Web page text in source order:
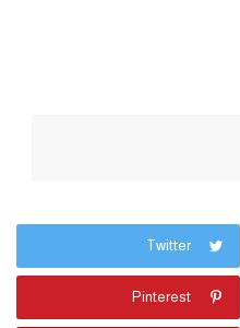
Twitter
Pinterest